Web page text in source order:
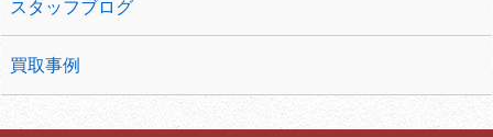
スタッフブログ
買取事例